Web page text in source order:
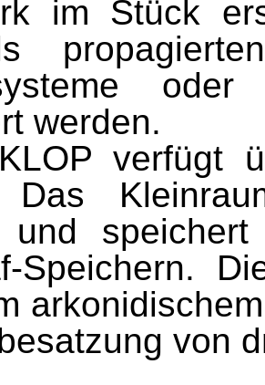
im Stück
oder
werden.
verfügt
Das
und
Speichern.
von